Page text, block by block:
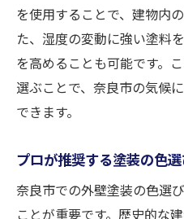
長持ちする外壁塗
奈良市の住宅に適
耐久性を高めるた
外壁塗装で快適な
施工法
を使用することで、建物内
た、湿度の変動に強い塗料
を高めることも可能です。
選ぶことで、奈良市の気候
できます。
プロが推奨する塗装の色
奈良市での外壁塗装の色選
ことが重要です。歴史的な